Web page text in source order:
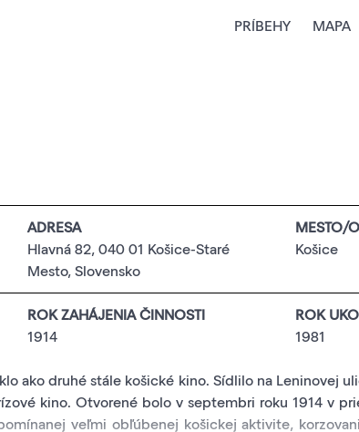
PRÍBEHY MAPA
ADRESA
Hlavná 82, 040 01 Košice-Staré
Mesto, Slovensko
MESTO/
Košice
ROK ZAHÁJENIA ČINNOSTI
1914
ROK
1981
ako druhé stále košické kino. Sídlilo na Leninovej
kino. Otvorené bolo v septembri roku 1914 v
veľmi obľúbenej košickej aktivite,